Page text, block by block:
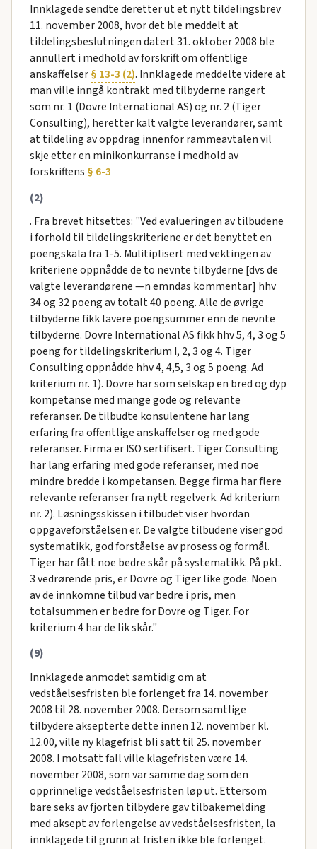
Innklagede sendte deretter ut et nytt tildelingsbrev
11. november 2008, hvor det ble meddelt at
tildelingsbeslutningen datert 31. oktober 2008 ble
annullert i medhold av forskrift om offentlige
anskaffelser§ 13-3 (2). Innklagede meddelte videre at
man ville inngå kontrakt med tilbyderne rangert
som nr. 1 (Dovre International AS) og nr. 2 (Tiger
Consulting), heretter kalt valgte leverandører, samt
at tildeling av oppdrag innenfor rammeavtalen vil
skje etter en minikonkurranse i medhold av
forskriftens § 6-3
(2)
. Fra brevet hitsettes: "Ved evalueringen av tilbudene
i forhold til tildelingskriteriene er det benyttet en
poengskala fra 1-5. Mulitiplisert med vektingen av
kriteriene oppnådde de to nevnte tilbyderne [dvs de
valgte leverandørene —n emndas kommentar] hhv
34 og 32 poeng av totalt 40 poeng. Alle de øvrige
tilbyderne fikk lavere poengsummer enn de nevnte
tilbyderne. Dovre International AS fikk hhv 5, 4, 3 og 5
poeng for tildelingskriterium I, 2, 3 og 4. Tiger
Consulting oppnådde hhv 4, 4,5, 3 og 5 poeng. Ad
kriterium nr. 1). Dovre har som selskap en bred og dyp
kompetanse med mange gode og relevante
referanser. De tilbudte konsulentene har lang
erfaring fra offentlige anskaffelser og med gode
referanser. Firma er ISO sertifisert. Tiger Consulting
har lang erfaring med gode referanser, med noe
mindre bredde i kompetansen. Begge firma har flere
relevante referanser fra nytt regelverk. Ad kriterium
nr. 2). Løsningsskissen i tilbudet viser hvordan
oppgaveforståelsen er. De valgte tilbudene viser god
systematikk, god forståelse av prosess og formål.
Tiger har fått noe bedre skår på systematikk. På pkt.
3 vedrørende pris, er Dovre og Tiger like gode. Noen
av de innkomne tilbud var bedre i pris, men
totalsummen er bedre for Dovre og Tiger. For
kriterium 4 har de lik skår."
(9)
Innklagede anmodet samtidig om at
vedståelsesfristen ble forlenget fra 14. november
2008 til 28. november 2008. Dersom samtlige
tilbydere aksepterte dette innen 12. november kl.
12.00, ville ny klagefrist bli satt til 25. november
2008. I motsatt fall ville klagefristen være 14.
november 2008, som var samme dag som den
opprinnelige vedståelsesfristen løp ut. Ettersom
bare seks av fjorten tilbydere gav tilbakemelding
med aksept av forlengelse av vedståelsesfristen, la
innklagede til grunn at fristen ikke ble forlenget.